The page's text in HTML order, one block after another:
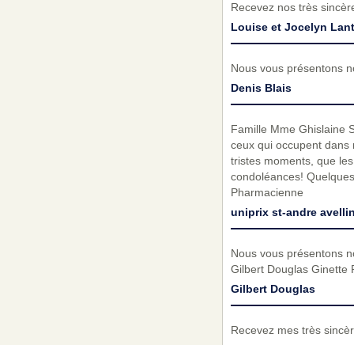
Recevez nos très
Louise et Jocelyn
Nous vous présentons
Denis Blais
Famille Mme Ghislaine
ceux qui occupent
tristes moments, que
condoléances!
Pharmacienne
uniprix st-andre
Nous vous présentons
Gilbert Douglas Ginette
Gilbert Douglas
Recevez mes très